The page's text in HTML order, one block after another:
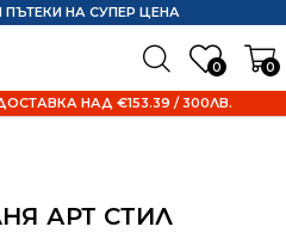
0 0
НА СУПЕР ЦЕНА
НАД €153.39 / 300ЛВ.
АРТ СТИЛ